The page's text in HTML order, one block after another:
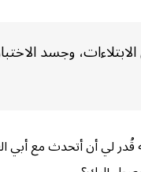
وجسد
قُدر لي أن أتحدث مع